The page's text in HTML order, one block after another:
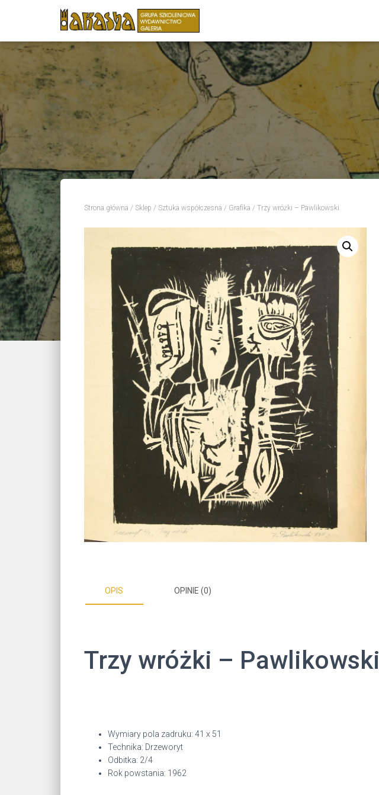
Strona główna / Sklep / Sztuka współczesna / Grafika / Trzy wróżki – Pawlikowski
OPIS OPINIE (0)
Trzy wróżki – Pawlikowski
Wymiary pola zadruku: 41 x 51
Technika: Drzeworyt
Odbitka: 2/4
Rok powstania: 1962